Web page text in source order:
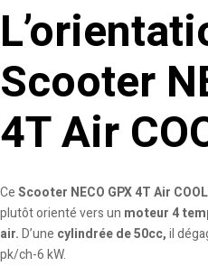
Scooter
4T Air
CeScooter NECO GPX 4T Air
plutôt orienté vers un moteur 4
air.D’une cylindrée de 50cc,il
pk/ch-6 kW.